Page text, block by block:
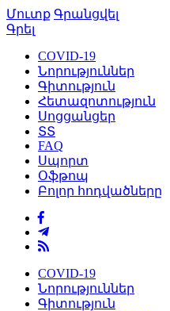
Մուտք Գրանցվել
Գրել
COVID-19
Նորություններ
Գիտություն
Հետազոտություն
Սոցցանցեր
ՏՏ
FAQ
Սպորտ
Օֆթոպ
Բոլոր հոդվածները
COVID-19
Նորություններ
Գիտություն